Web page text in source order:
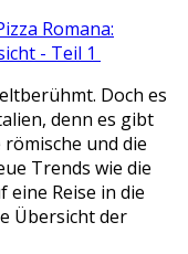
Romana:
- Teil 1
Doch es
denn es gibt
und die
Trends wie die
eine Reise in die
Übersicht der